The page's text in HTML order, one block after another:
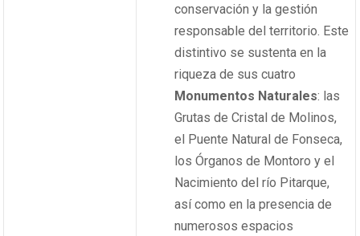
conservación y la gestión
responsable del territorio. Este
distintivo se sustenta en la
riqueza de sus cuatro
Monumentos Naturales: las
Grutas de Cristal de Molinos,
el Puente Natural de Fonseca,
los Órganos de Montoro y el
Nacimiento del río Pitarque,
así como en la presencia de
numerosos espacios